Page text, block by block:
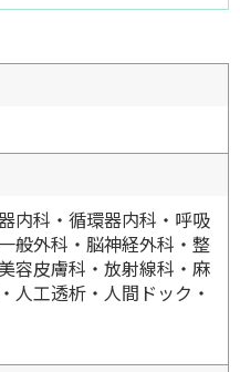
内科・循環器内科・呼吸
般外科・脳神経外科・整
容皮膚科・放射線科・麻
人工透析・人間ドック・